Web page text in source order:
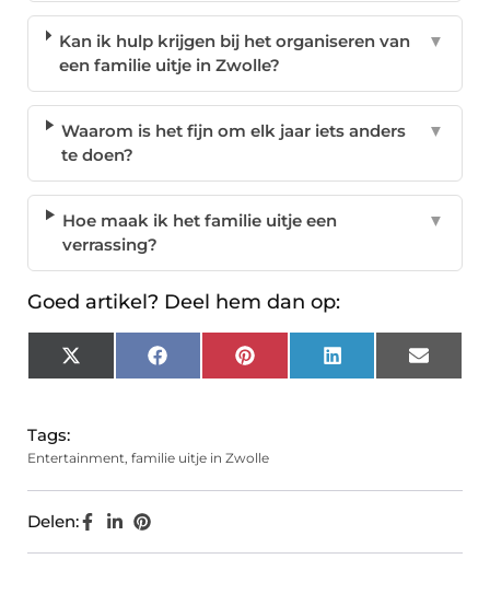
Kan ik hulp krijgen bij het organiseren van
een familie uitje in Zwolle?
▼
Waarom is het fijn om elk jaar iets anders
te doen?
▼
Hoe maak ik het familie uitje een
verrassing?
▼
Goed artikel? Deel hem dan op:
X
(Twitter)
FacebookPinterest LinkedIn Email
Tags:
Entertainment, familie uitje in Zwolle
Delen: